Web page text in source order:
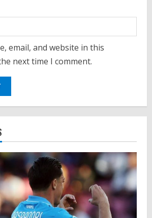
email, and website in this
next time I comment.